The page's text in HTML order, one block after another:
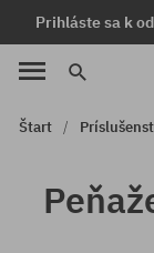
Prihláste sa k
Štart